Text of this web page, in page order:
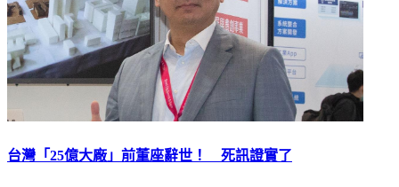
台灣「25億大廠」前董座辭世！ 死訊證實了